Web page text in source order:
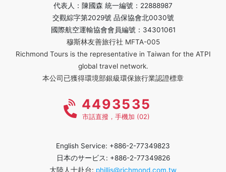
代表人：陳國森 統一編號：22888987
交觀綜字第2029號 品保協會北0030號
國際航空運輸協會會員編號：34301061
穆斯林友善旅行社 MFTA-005
Richmond Tours is the representative in Taiwan for the ATPI
global travel network.
本公司已獲得環境部銀級環保旅行業認證標章
4493535
市話直撥，手機加 (02)
English Service: +886-2-77349823
日本のサービス: +886-2-77349826
大陸人士赴台: phillis@richmond.com.tw